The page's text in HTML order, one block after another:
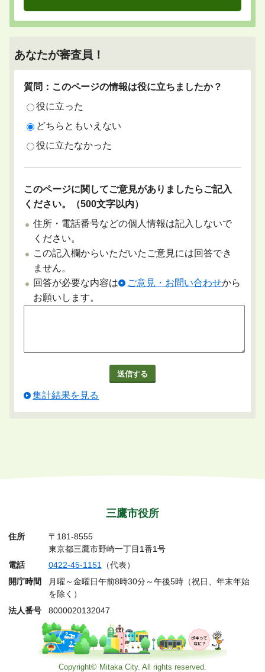
あなたが審査員！
質問：このページの情報は役に立ちましたか？
役に立った
どちらともいえない
役に立たなかった
このページに関してご意見がありましたらご記入
ください。（500文字以内）
住所・電話番号などの個人情報は記入しないで
ください。
この記入欄からいただいたご意見には回答でき
ません。
回答が必要な内容は
ご意見・お問い合わせから
お願いします。
集計結果を見る
三鷹市役所
住所
〒181-8555
東京都三鷹市野崎一丁目1番1号
電話
0422-45-1151（代表）
開庁時間
月曜～金曜日午前8時30分～午後5時（祝日、年末年始
を除く）
法人番号
8000020132047
Copyright© Mitaka City. All rights reserved.